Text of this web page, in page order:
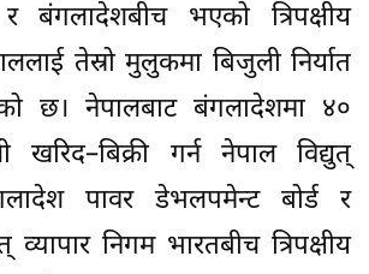
बंगलादेशबीच भएको त्रिपक्षीय
तेस्रो मुलुकमा बिजुली निर्यात
छ। नेपालबाट बंगलादेशमा ४०
खरिद–बिक्री गर्न नेपाल विद्युत्
पावर डेभलपमेन्ट बोर्ड र
व्यापार निगम भारतबीच त्रिपक्षीय